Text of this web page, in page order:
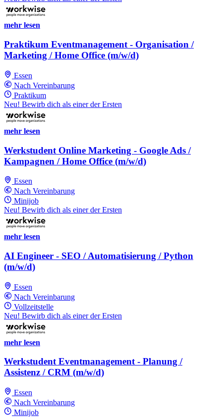
mehr lesen
Praktikum Eventmanagement - Organisation /
Marketing / Home Office (m/w/d)
Essen
Nach Vereinbarung
Praktikum
Neu! Bewirb dich als einer der Ersten
mehr lesen
Werkstudent Online Marketing - Google Ads /
Kampagnen / Home Office (m/w/d)
Essen
Nach Vereinbarung
Minijob
Neu! Bewirb dich als einer der Ersten
mehr lesen
AI Engineer - SEO / Automatisierung / Python
(m/w/d)
Essen
Nach Vereinbarung
Vollzeitstelle
Neu! Bewirb dich als einer der Ersten
mehr lesen
Werkstudent Eventmanagement - Planung /
Assistenz / CRM (m/w/d)
Essen
Nach Vereinbarung
Minijob